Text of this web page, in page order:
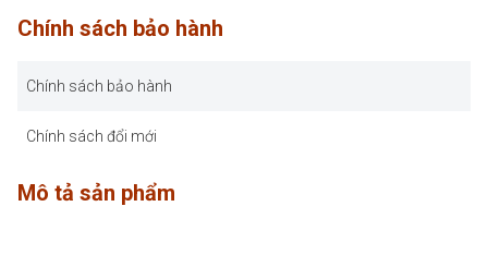
Chính sách bảo hành
Chính sách bảo hành
Chính sách đổi mới
Mô tả sản phẩm